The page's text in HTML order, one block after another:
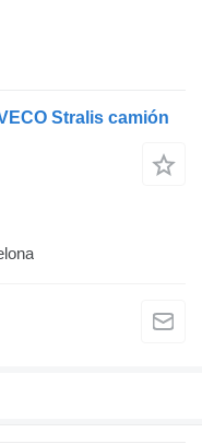
Stralis camión